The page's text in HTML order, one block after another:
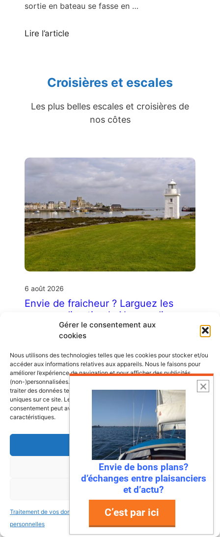
Gérer le consentement aux
cookies
Nous utilisons des technologies telles que les cookies pour stocker et/ou
accéder aux informations relatives aux appareils. Nous le faisons pour
améliorer l’expérience de navigation et pour afficher des publicités
(non-)personnalisées. Consentir à ces technologies nous autorisera à
traiter des données telles que le comportement de navigation ou les ID
uniques sur ce site. Le fait de ne pas consentir ou de retirer son
consentement peut avoir un effet négatif sur certaines fonctonnalités et
caractéristiques.
Accepter
Refuser
Voir les préférences
Traitement de vos données
personnelles
Traitement de vos données
personnelles
sortie en bateau se fasse en …
Lire l’article
Croisières et escales
Les plus belles escales et croisières de
nos côtes
6 août 2026
Envie de fraicheur ? Larguez les
amarres direction la Normandie
Imaginez : des falaises vertigineuses qui
de pêche colorés où l’on déguste des huîtres
encore salées par …
Lire l’article
Envie de bons plans?
d’échanges entre plaisanciers
et d’actu?
C’est par ici